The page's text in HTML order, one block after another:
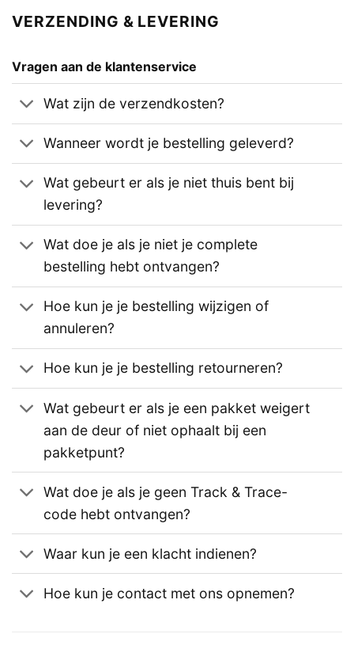
VERZENDING & LEVERING
Vragen aan de klantenservice
Wat zijn de verzendkosten?
Wanneer wordt je bestelling geleverd?
Wat gebeurt er als je niet thuis bent bij
levering?
Wat doe je als je niet je complete
bestelling hebt ontvangen?
Hoe kun je je bestelling wijzigen of
annuleren?
Hoe kun je je bestelling retourneren?
Wat gebeurt er als je een pakket weigert
aan de deur of niet ophaalt bij een
pakketpunt?
Wat doe je als je geen Track & Trace-
code hebt ontvangen?
Waar kun je een klacht indienen?
Hoe kun je contact met ons opnemen?